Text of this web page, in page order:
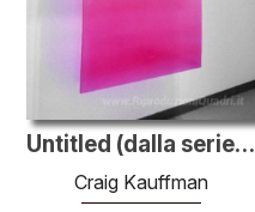
Untitled (dalla serie Loops)
Craig Kauffman